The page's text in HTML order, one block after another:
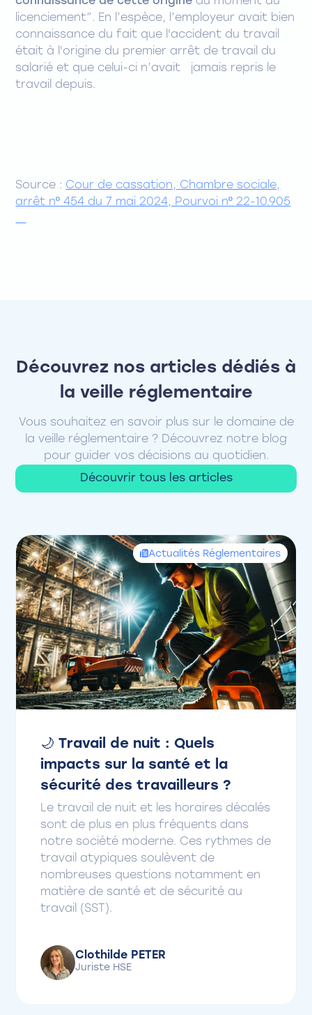
licenciement”. En l’espèce, l’employeur avait bien
connaissance du fait que l'accident du travail
était à l'origine du premier arrêt de travail du
salarié et que celui-ci n’avait jamais repris le
travail depuis.
Source : Cour de cassation, Chambre sociale,
arrêt nº 454 du 7 mai 2024, Pourvoi nº 22-10.905
Découvrez nos articles dédiés à
la veille réglementaire
Vous souhaitez en savoir plus sur le domaine de
la veille réglementaire ? Découvrez notre blog
pour guider vos décisions au quotidien.
Découvrir tous les articles
Actualités Réglementaires
🌙 Travail de nuit : Quels
impacts sur la santé et la
sécurité des travailleurs ?
Le travail de nuit et les horaires décalés
sont de plus en plus fréquents dans
notre société moderne. Ces rythmes de
travail atypiques soulèvent de
nombreuses questions notamment en
matière de santé et de sécurité au
travail (SST).
Clothilde PETER
Juriste HSE